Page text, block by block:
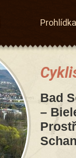
Prohlídka
Bad
–